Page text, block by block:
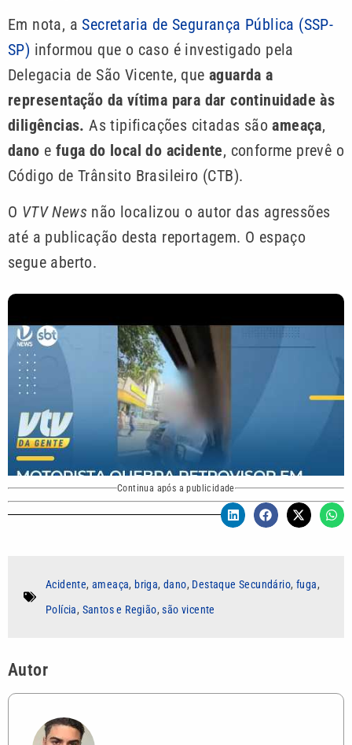
Em nota, aSecretaria de Segurança Pública (SSP-
SP) informou que o caso é investigado pela
Delegacia de São Vicente, que aguarda a
representação da vítima para dar continuidade às
diligências. As tipificações citadas sãoameaça,
dano e fuga do local do acidente, conforme prevê o
Código de Trânsito Brasileiro (CTB).
O VTV News não localizou o autor das agressões
até a publicação desta reportagem. O espaço
segue aberto.
Continua após a publicidade
Acidente,ameaça, briga,dano, Destaque Secundário, fuga,
Polícia, Santos e Região,são vicente
Autor